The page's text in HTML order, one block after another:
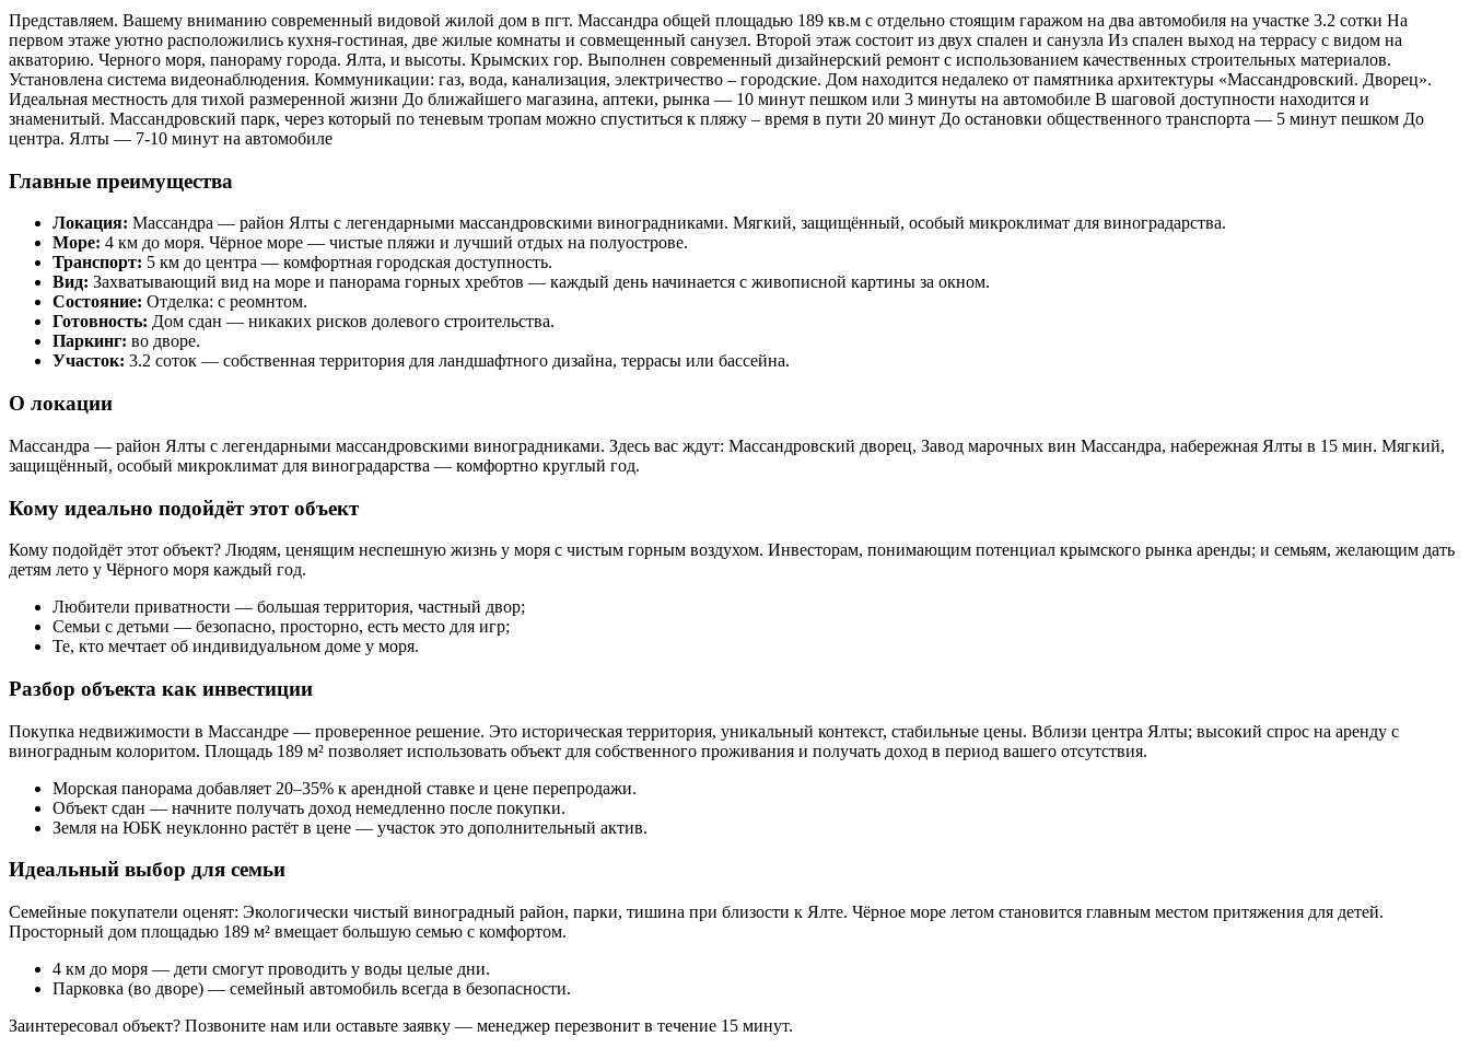
Представляем. Вашему вниманию современный видовой жилой дом в пгт. Массандра общей площадью 189 кв.м с отдельно стоящим гаражом на два автомобиля на участке 3.2 сотки На
первом этаже уютно расположились кухня-гостиная, две жилые комнаты и совмещенный санузел. Второй этаж состоит из двух спален и санузла Из спален выход на террасу с видом на
акваторию. Черного моря, панораму города. Ялта, и высоты. Крымских гор. Выполнен современный дизайнерский ремонт с использованием качественных строительных материалов.
Установлена система видеонаблюдения. Коммуникации: газ, вода, канализация, электричество – городские. Дом находится недалеко от памятника архитектуры «Массандровский. Дворец».
Идеальная местность для тихой размеренной жизни До ближайшего магазина, аптеки, рынка — 10 минут пешком или 3 минуты на автомобиле В шаговой доступности находится и
знаменитый. Массандровский парк, через который по теневым тропам можно спуститься к пляжу – время в пути 20 минут До остановки общественного транспорта — 5 минут пешком До
центра. Ялты — 7-10 минут на автомобиле
Главные преимущества
Локация: Массандра — район Ялты с легендарными массандровскими виноградниками. Мягкий, защищённый, особый микроклимат для виноградарства.
Море: 4 км до моря. Чёрное море — чистые пляжи и лучший отдых на полуострове.
Транспорт: 5 км до центра — комфортная городская доступность.
Вид: Захватывающий вид на море и панорама горных хребтов — каждый день начинается с живописной картины за окном.
Состояние: Отделка: с реомнтом.
Готовность: Дом сдан — никаких рисков долевого строительства.
Паркинг: во дворе.
Участок: 3.2 соток — собственная территория для ландшафтного дизайна, террасы или бассейна.
О локации
Массандра — район Ялты с легендарными массандровскими виноградниками. Здесь вас ждут: Массандровский дворец, Завод марочных вин Массандра, набережная Ялты в 15 мин. Мягкий,
защищённый, особый микроклимат для виноградарства — комфортно круглый год.
Кому идеально подойдёт этот объект
Кому подойдёт этот объект? Людям, ценящим неспешную жизнь у моря с чистым горным воздухом. Инвесторам, понимающим потенциал крымского рынка аренды; и семьям, желающим дать
детям лето у Чёрного моря каждый год.
Любители приватности — большая территория, частный двор;
Семьи с детьми — безопасно, просторно, есть место для игр;
Те, кто мечтает об индивидуальном доме у моря.
Разбор объекта как инвестиции
Покупка недвижимости в Массандре — проверенное решение. Это историческая территория, уникальный контекст, стабильные цены. Вблизи центра Ялты; высокий спрос на аренду с
виноградным колоритом. Площадь 189 м² позволяет использовать объект для собственного проживания и получать доход в период вашего отсутствия.
Морская панорама добавляет 20–35% к арендной ставке и цене перепродажи.
Объект сдан — начните получать доход немедленно после покупки.
Земля на ЮБК неуклонно растёт в цене — участок это дополнительный актив.
Идеальный выбор для семьи
Семейные покупатели оценят: Экологически чистый виноградный район, парки, тишина при близости к Ялте. Чёрное море летом становится главным местом притяжения для детей.
Просторный дом площадью 189 м² вмещает большую семью с комфортом.
4 км до моря — дети смогут проводить у воды целые дни.
Парковка (во дворе) — семейный автомобиль всегда в безопасности.
Заинтересовал объект? Позвоните нам или оставьте заявку — менеджер перезвонит в течение 15 минут.